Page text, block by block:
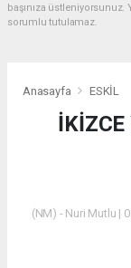
başınıza
sorumlu tutulamaz.
Anasayfa ESKİL
İKİZCE
(NM) - Nuri Mutlu |